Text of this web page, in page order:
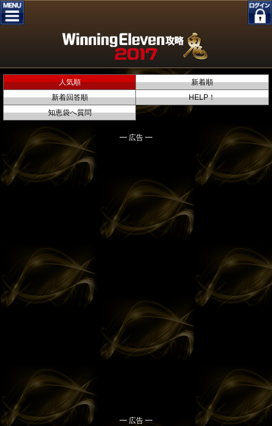
人気順
新着順
新着回答順
HELP！
知恵袋へ質問
━ 広告 ━
━ 広告 ━